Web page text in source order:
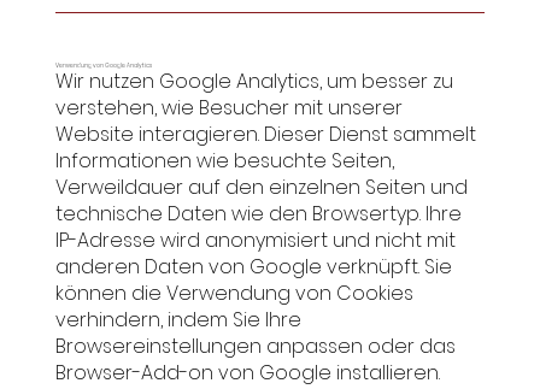
Verwendung von Google Analytics
Wir nutzen Google Analytics, um besser zu
verstehen, wie Besucher mit unserer
Website interagieren. Dieser Dienst sammelt
Informationen wie besuchte Seiten,
Verweildauer auf den einzelnen Seiten und
technische Daten wie den Browsertyp. Ihre
IP-Adresse wird anonymisiert und nicht mit
anderen Daten von Google verknüpft. Sie
können die Verwendung von Cookies
verhindern, indem Sie Ihre
Browsereinstellungen anpassen oder das
Browser-Add-on von Google installieren.